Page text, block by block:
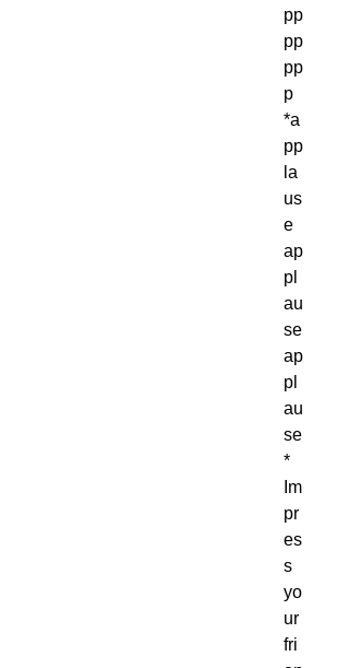
pp
pp
pp
p
*a
pp
la
us
e
ap
pl
au
se
ap
pl
au
se
*
Im
pr
es
s
yo
ur
fri